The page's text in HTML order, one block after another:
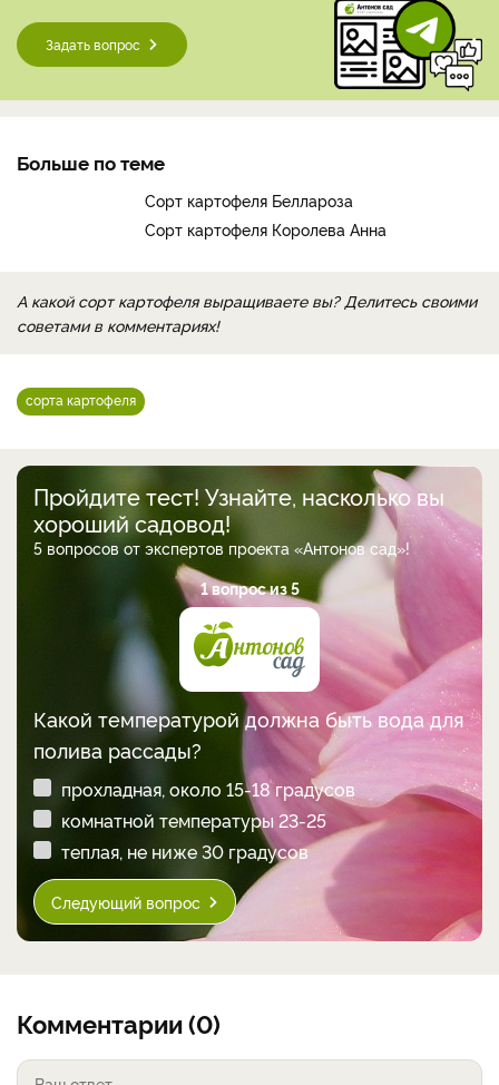
Задать вопрос
Больше по теме
Сорт картофеля Беллароза
Сорт картофеля Королева Анна
А какой сорт картофеля выращиваете вы? Делитесь своими
советами в комментариях!
сорта картофеля
Пройдите тест! Узнайте, насколько вы
хороший садовод!
5 вопросов от экспертов проекта «Антонов сад»!
1 вопрос из 5
Какой температурой должна быть вода для
полива рассады?
прохладная, около 15-18 градусов
комнатной температуры 23-25
теплая, не ниже 30 градусов
Следующий вопрос
Комментарии (0)